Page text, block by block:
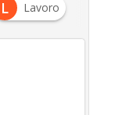
L Lavoro